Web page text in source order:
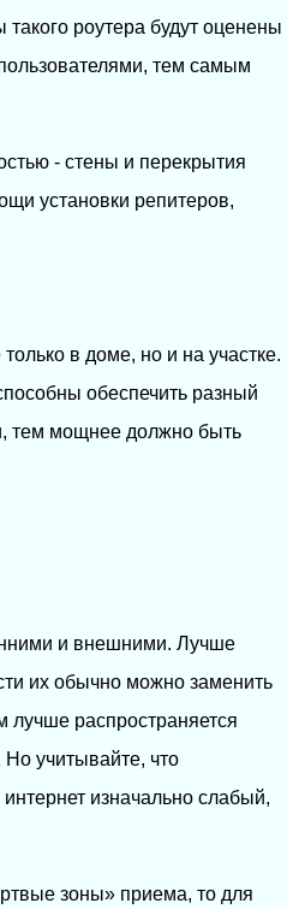
роутера будут оценены
тем самым
- стены и перекрытия
установки репитеров,
в доме, но и на участке.
обеспечить разный
тем мощнее должно быть
и внешними. Лучше
их обычно можно заменить
распространяется
учитывайте, что
изначально слабый,
зоны» приема, то для